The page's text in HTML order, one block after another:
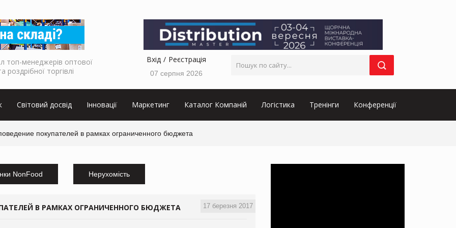
топ-менеджерів оптової
роздрібної торгівлі
Вхід Реєстрація
07 серпня 2026
Світовий досвід Інновації Маркетинг Каталог Компаній Логістика Тренінги Конференції
покупателей в рамках ограниченного бюджета
NonFood Нерухомість
17 березня 2017
В РАМКАХ ОГРАНИЧЕННОГО БЮДЖЕТА